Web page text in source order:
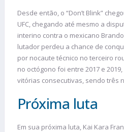
Desde então, o “Don’t Blink”
UFC, chegando até mesmo a
interino contra o mexicano
lutador perdeu a chance de
por nocaute técnico no terceiro
no octógono foi entre 2017 e
vitórias consecutivas, sendo três
Próxima luta
Em sua próxima luta, Kai Kara